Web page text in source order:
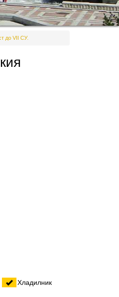
до VII СУ.
Хладилник